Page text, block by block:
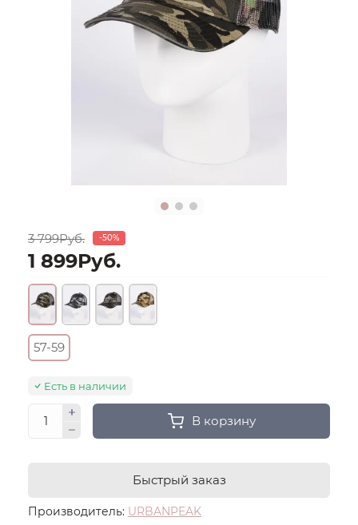
Производитель: URBANPEAK
3 799Руб. -50%
1 899Руб.
57-59
Есть в наличии
В корзину
Быстрый заказ